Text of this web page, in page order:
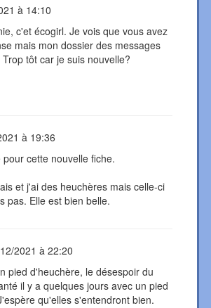
à 14:10
c'et écogirl. Je vois que vous avez
mais mon dossier des messages
tôt car je suis nouvelle?
à 19:36
cette nouvelle fiche.
et j'ai des heuchères mais celle-ci
pas. Elle est bien belle.
2021 à 22:20
pied d'heuchère, le désespoir du
il y a quelques jours avec un pied
qu'elles s'entendront bien.